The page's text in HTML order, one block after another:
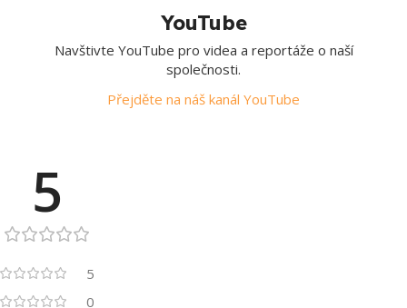
YouTube
Navštivte YouTube pro videa a reportáže o naší
společnosti.
Přejděte na náš kanál YouTube
5
5
0